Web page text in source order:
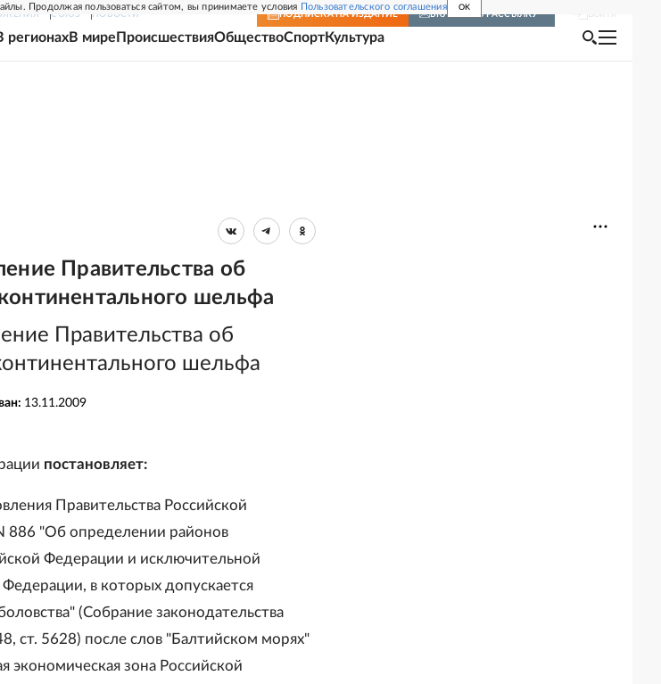
Продолжая пользоваться сайтом, вы принимаете условия Пользовательского соглашения OK
СОЮЗ НОВОСТИ ПОДПИСКА НА ИЗДАНИЕ ВКЛЮЧИТЬ РАССЫЛКУ
регионахВ мире ПроисшествияОбществоСпортКультура
Правительства об
шельфа
Правительства об
шельфа
13.11.2009
постановляет:
Правительства Российской
886 "Об определении районов
Федерации и исключительной
в которых допускается
(Собрание законодательства
ст. 5628) после слов "Балтийском морях"
экономическая зона Российской